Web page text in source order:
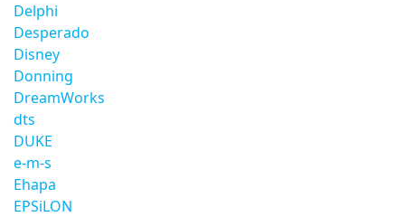
Delphi
Desperado
Disney
Donning
DreamWorks
dts
DUKE
e-m-s
Ehapa
EPSiLON